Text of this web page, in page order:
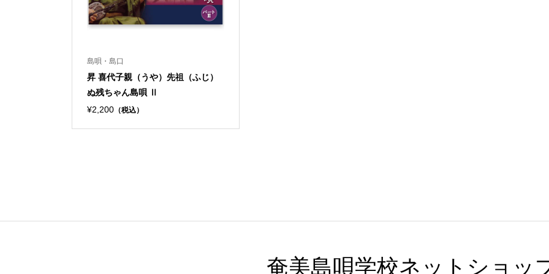
島唄・島口
昇 喜代子親（うや）先祖（ふじ）
ぬ残ちゃん島唄 Ⅱ
¥2,200 （税込）
奄美島唄学校ネットショッ